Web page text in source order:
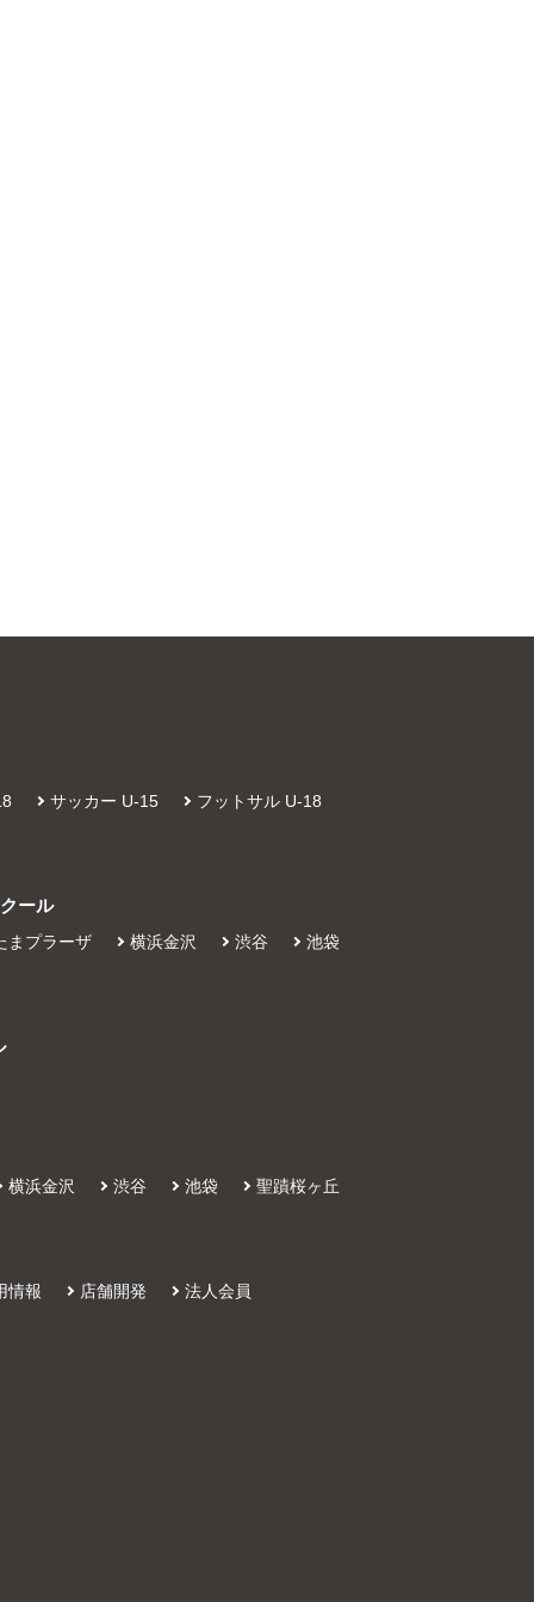
サッカー U-15 フットサル U-18
ール
まプラーザ 横浜金沢 渋谷 池袋
横浜金沢 渋谷 池袋 聖蹟桜ヶ丘
情報 店舗開発 法人会員